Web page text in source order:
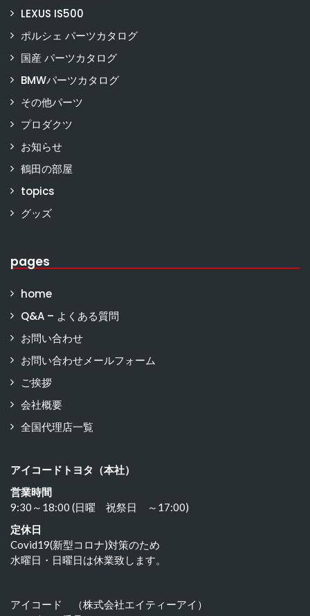
LEXUS IS500
ポルシェ パーツカタログ
国産 パーツカタログ
BMWパーツカタログ
その他パーツ
プロダクツ
お知らせ
鶴田の部屋
topics
グッズ
pages
home
Q&A – よくある質問
お問い合わせ
お問い合わせメールフォーム
ご挨拶
会社概要
全国代理店一覧
アイコードトヨタ（本社）
営業時間
9:30～18:00 (日曜 祝祭日 ～17:00)
定休日
Covid19(新型コロナ)対策のため
水曜日・日曜日は休業致します。
アイコード （株式会社エイティーアイ）